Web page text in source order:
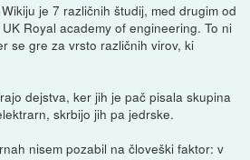
je 7 različnih študij, med drugim od
Royal academy of engineering. To ni
se gre za vrsto različnih virov, ki
dejstva, ker jih je pač pisala skupina
skrbijo jih pa jedrske.
nisem pozabil na človeški faktor: v